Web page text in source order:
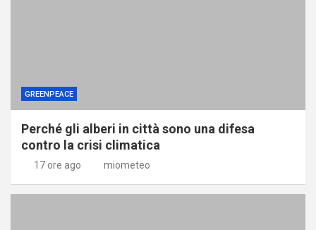
GREENPEACE
Perché gli alberi in città sono una difesa
contro la crisi climatica
17 ore ago miometeo